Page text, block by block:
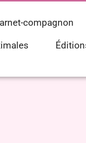
compagnon